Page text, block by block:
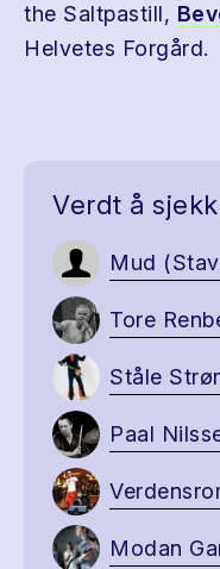
the Saltpastill,
Helvetes Forgård.
Verdt å
Mud
Tore
Ståle
Paal
Modan